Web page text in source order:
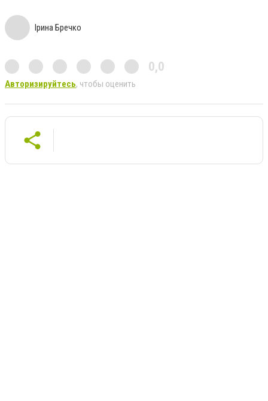
Ірина Бречко
0,0
Авторизируйтесь, чтобы оценить